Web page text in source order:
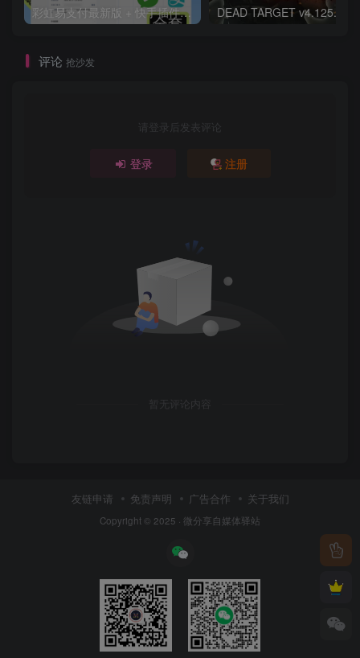
彩虹易支付最新版 + 快手插件：支持微信 / 支付宝的快币充值通道搭建
评论 抢沙发
请登录后发表评论
登录 注册
暂无评论内容
友链申请 免责声明 广告合作 关于我们
Copyright © 2025 · 微分享自媒体驿站